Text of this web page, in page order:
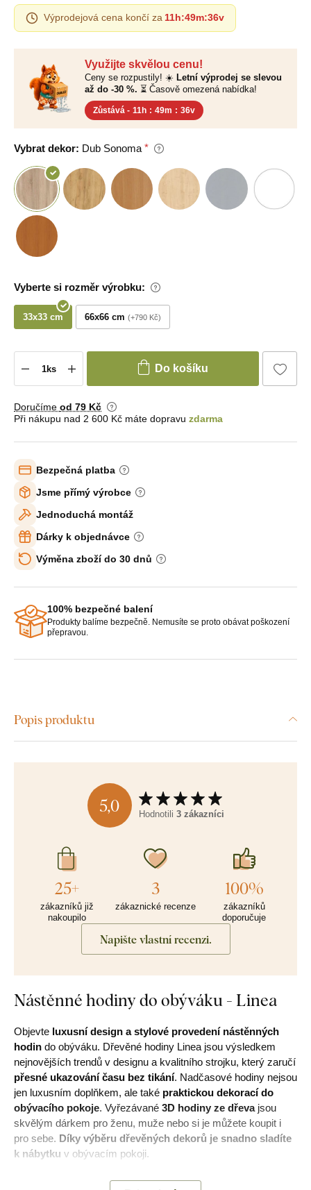
Využijte skvělou cenu!
Ceny se rozpustily! ☀️ Letní výprodej se slevou
až do -30 %. ⏳ Časově omezená nabídka!
Zůstává - 11h : 49m : 35v
Vybrat dekor: Dub Sonoma
Vyberte si rozměr výrobku:
33x33 cm 66x66 cm +790 Kč
Výprodejová cena končí za 11h:49m:35v
Do košíku
Doručíme od 79 Kč
Při nákupu nad 2 600 Kč máte dopravu zdarma
Bezpečná platba
Jsme přímý výrobce
Jednoduchá montáž
Dárky k objednávce
Výměna zboží do 30 dnů
100% bezpečné balení
Produkty balíme bezpečně. Nemusíte se proto obávat poškození
přepravou.
Popis produktu
5,0 Hodnotili 3 zákazníci
25+
zákazníků již
nakoupilo
3
zákaznické recenze
100%
zákazníků
doporučuje
Napište vlastní recenzi.
Nástěnné hodiny do obýváku - Linea
Objevte luxusní design a stylové provedení nástěnných
hodin do obýváku. Dřevěné hodiny Linea jsou výsledkem
nejnovějších trendů v designu a kvalitního strojku, který zaručí
přesné ukazování času bez tikání. Nadčasové hodiny nejsou
jen luxusním doplňkem, ale také praktickou dekorací do
obývacího pokoje. Vyřezávané 3D hodiny ze dřevajsou
skvělým dárkem pro ženu, muže nebo si je můžete koupit i
pro sebe. Díky výběru dřevěných dekorů je snadno sladíte
k nábytku v obývacím pokoji.